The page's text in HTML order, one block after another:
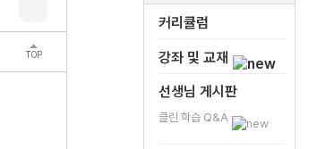
TOP
커리큘럼
강좌 및 교재
선생님 게시판
클린 학습 Q&A